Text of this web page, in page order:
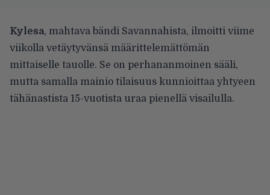
Kylesa, mahtava bändi Savannahista, ilmoitti viime
viikolla vetäytyvänsä määrittelemättömän
mittaiselle tauolle. Se on perhananmoinen sääli,
mutta samalla mainio tilaisuus kunnioittaa yhtyeen
tähänastista 15-vuotista uraa pienellä visailulla.